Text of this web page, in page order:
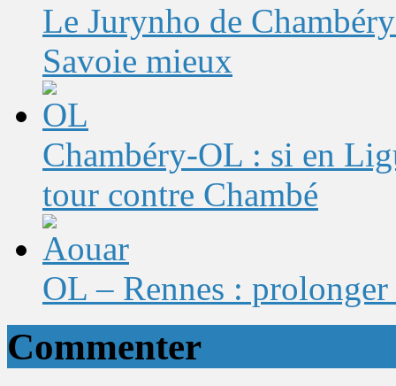
Le Jurynho de
Savoie mieux
Chambéry-OL : si en
tour contre Chambé
OL – Rennes :
Commenter